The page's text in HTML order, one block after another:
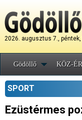
2026. augusztus 7., péntek,
Gödöllő KÖZ-
SPORT
Ezüstérmes